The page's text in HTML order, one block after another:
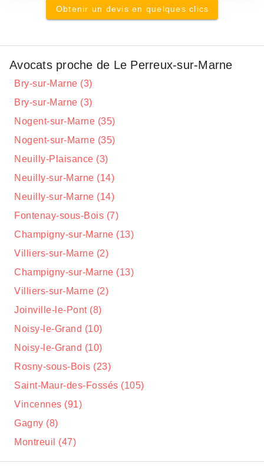
Obtenir un devis en quelques clics
Avocats proche de Le Perreux-sur-Marne
Bry-sur-Marne (3)
Bry-sur-Marne (3)
Nogent-sur-Marne (35)
Nogent-sur-Marne (35)
Neuilly-Plaisance (3)
Neuilly-sur-Marne (14)
Neuilly-sur-Marne (14)
Fontenay-sous-Bois (7)
Champigny-sur-Marne (13)
Villiers-sur-Marne (2)
Champigny-sur-Marne (13)
Villiers-sur-Marne (2)
Joinville-le-Pont (8)
Noisy-le-Grand (10)
Noisy-le-Grand (10)
Rosny-sous-Bois (23)
Saint-Maur-des-Fossés (105)
Vincennes (91)
Gagny (8)
Montreuil (47)